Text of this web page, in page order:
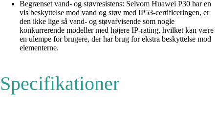
Begrænset vand- og støvresistens: Selvom Huawei P30 har en
vis beskyttelse mod vand og støv med IP53-certificeringen, er
den ikke lige så vand- og støvafvisende som nogle
konkurrerende modeller med højere IP-rating, hvilket kan være
en ulempe for brugere, der har brug for ekstra beskyttelse mod
elementerne.
Specifikationer